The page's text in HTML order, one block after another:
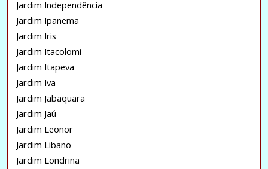
Jardim Independência
Jardim Ipanema
Jardim Iris
Jardim Itacolomi
Jardim Itapeva
Jardim Iva
Jardim Jabaquara
Jardim Jaú
Jardim Leonor
Jardim Libano
Jardim Londrina